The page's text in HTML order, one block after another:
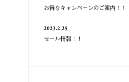
お得なキャンペーンのご案内！！
2023.2.25
セール情報！！